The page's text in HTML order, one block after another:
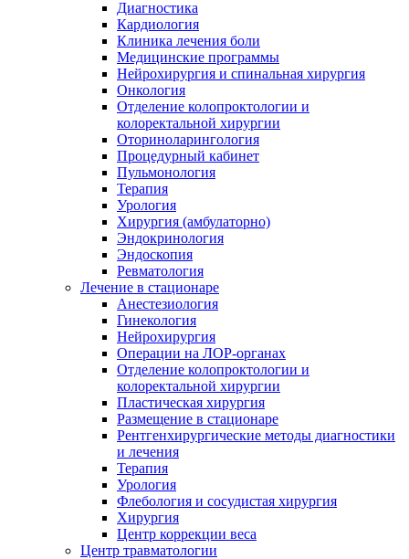
Диагностика
Кардиология
Клиника лечения боли
Медицинские программы
Нейрохирургия и спинальная хирургия
Онкология
Отделение колопроктологии и
колоректальной хирургии
Оториноларингология
Процедурный кабинет
Пульмонология
Терапия
Урология
Хирургия (амбулаторно)
Эндокринология
Эндоскопия
Ревматология
Лечение в стационаре
Анестезиология
Гинекология
Нейрохирургия
Операции на ЛОР-органах
Отделение колопроктологии и
колоректальной хирургии
Пластическая хирургия
Размещение в стационаре
Рентгенхирургические методы диагностики
и лечения
Терапия
Урология
Флебология и сосудистая хирургия
Хирургия
Центр коррекции веса
Центр травматологии